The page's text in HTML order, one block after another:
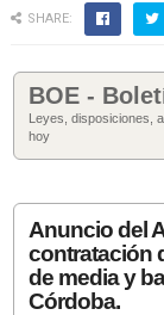
SHARE:
BOE -
Leyes, disposiciones,
hoy
Anuncio del
contratación
de media y
Córdoba.